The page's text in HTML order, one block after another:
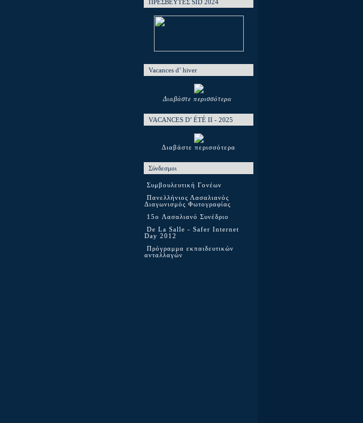
ΠΡΕΣΒΕΥΤΕΣ SID 2024
Vacances d’ hiver
Διαβάστε περισσότερα
VACANCES D’ ÉTÉ ΙΙ - 2025
Διαβάστε περισσότερα
Σύνδεσμοι
Συμβουλευτική Γονέων
Πανελλήνιος Λασαλιανός
Διαγωνισμός Φωτογραφίας
15o Λασαλιανό Συνέδριο
De La Salle - Safer Internet
Day 2012
Πρόγραμμα εκπαιδευτικών
ανταλλαγών